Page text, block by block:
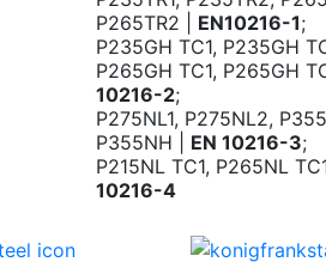
P265TR2 | EN10216-1;
P235GH TC1, P235GH
P265GH TC1, P265GH
10216-2;
P275NL1, P275NL2,
P355NH | EN 10216-3;
P215NL TC1, P265NL
10216-4